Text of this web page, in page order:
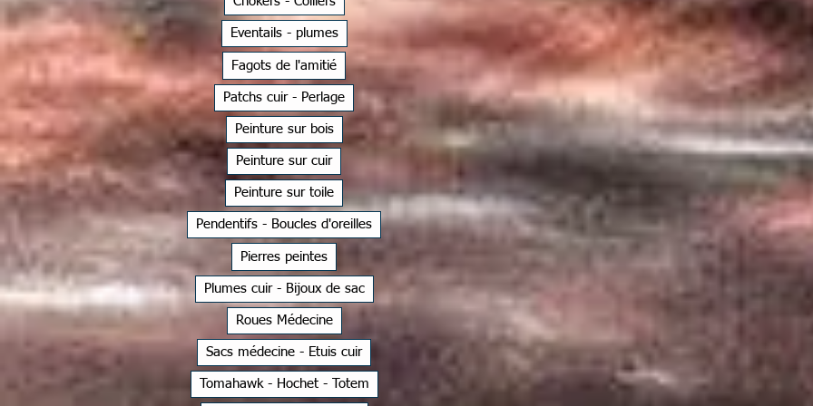
Eventails - plumes
Fagots de l'amitié
Patchs cuir - Perlage
Peinture sur bois
Peinture sur cuir
Peinture sur toile
Pendentifs - Boucles d'oreilles
Pierres peintes
Plumes cuir - Bijoux de sac
Roues Médecine
Sacs médecine - Etuis cuir
Tomahawk - Hochet - Totem